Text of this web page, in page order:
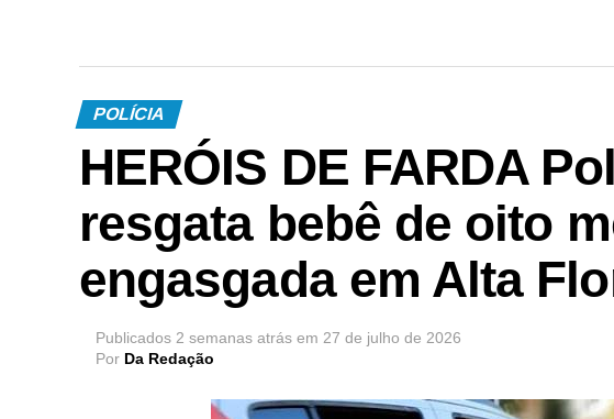
POLÍCIA
HERÓIS DE FARDA
resgata bebê de oito
engasgada em Alta
Publicados 2 semanas atrás em 27 de julho de 2026
Por Da Redação